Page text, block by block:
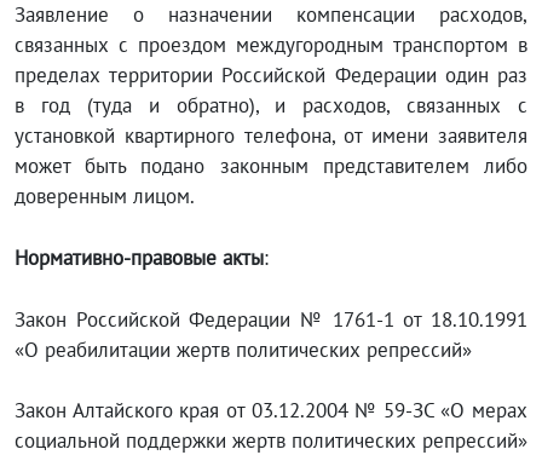
Заявление о назначении компенсации расходов,
связанных с проездом междугородным транспортом в
пределах территории Российской Федерации один раз
в год (туда и обратно), и расходов, связанных с
установкой квартирного телефона, от имени заявителя
может быть подано законным представителем либо
доверенным лицом.
Нормативно-правовые акты:
Закон Российской Федерации № 1761-1 от 18.10.1991
«О реабилитации жертв политических репрессий»
Закон Алтайского края от 03.12.2004 № 59-ЗС «О мерах
социальной поддержки жертв политических репрессий»